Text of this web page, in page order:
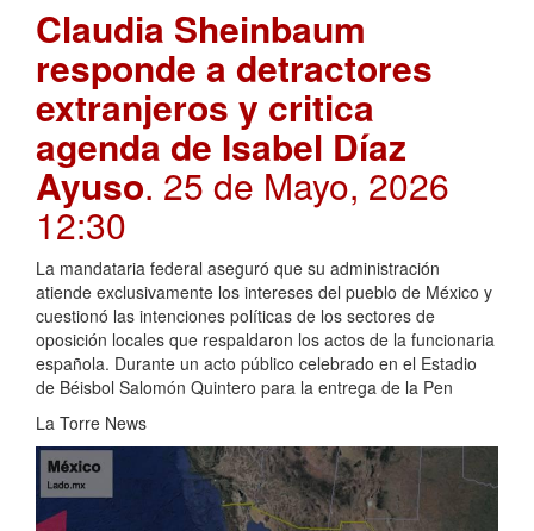
Claudia Sheinbaum
responde a detractores
extranjeros y critica
agenda de Isabel Díaz
Ayuso. 25 de Mayo, 2026
12:30
La mandataria federal aseguró que su administración
atiende exclusivamente los intereses del pueblo de México y
cuestionó las intenciones políticas de los sectores de
oposición locales que respaldaron los actos de la funcionaria
española. Durante un acto público celebrado en el Estadio
de Béisbol Salomón Quintero para la entrega de la Pen
La Torre News